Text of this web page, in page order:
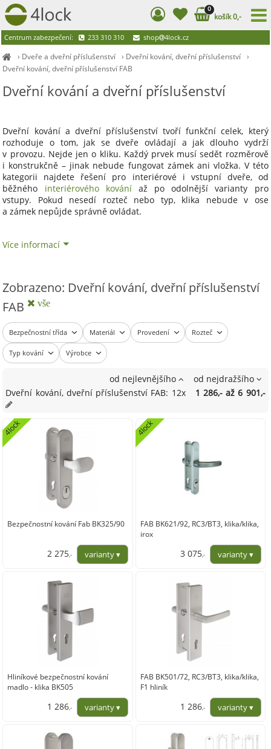
› Dveře a dveřní příslušenství › Dveřní kování, dveřní příslušenství ›
Dveřní kování, dveřní příslušenství FAB
Dveřní kování a dveřní příslušenství
Dveřní kování a dveřní příslušenství tvoří funkční celek, který
rozhoduje o tom, jak se dveře ovládají a jak dlouho vydrží
v provozu. Nejde jen o kliku. Každý prvek musí sedět rozměrově
i konstrukčně – jinak nebude fungovat zámek ani vložka. V této
kategorii najdete řešení pro interiérové i vstupní dveře, od
běžného interiérového kováníaž po odolnější varianty pro
vstupy. Pokud nesedí rozteč nebo typ, klika nebude v ose
a zámek nepůjde správně ovládat.
Více informací
Zobrazeno: Dveřní kování, dveřní příslušenství
FAB
vše
Bezpečnostní třída Materiál Provedení Rozteč
Typ kování Výrobce
od nejlevnějšího
od nejdražšího
Dveřní kování, dveřní příslušenství FAB: 12x
1 286,- až 6 901,-
Bezpečnostní kování Fab BK325/90
4lock
2 275,-
FAB BK621/92, RC3/BT3, klika/klika,
irox
4lock
3 075,-
Hliníkové bezpečnostní kování
madlo - klika BK505
1 286,-
FAB BK501/72, RC3/BT3, klika/klika,
F1 hliník
1 286,-
0
košík 0,-
Centrum zabezpečení: 233 310 310 shop 4lock.cz